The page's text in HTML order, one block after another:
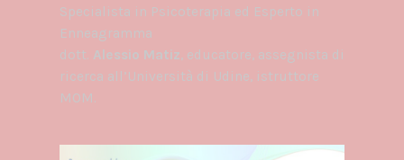
Specialista in Psicoterapia ed Esperto in
Enneagramma
dott. Alessio Matiz, educatore, assegnista di
ricerca all’Università di Udine, istruttore
MOM.